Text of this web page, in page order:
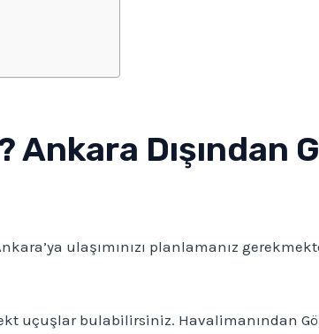
Ankara Dışından
ulaşımınızı planlamanız
uçuşlar bulabilirsiniz. Havalimanından